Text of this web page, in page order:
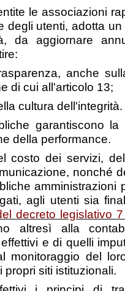
le associazioni
degli utenti, adotta
da aggiornare
anche
di cui all'articolo 13;
cultura dell'integrità.
garantiscono
della performance.
costo dei servizi,
nonché
amministrazioni
agli utenti sia
decreto legislativo
altresì alla
e di quelli
monitoraggio del
siti istituzionali.